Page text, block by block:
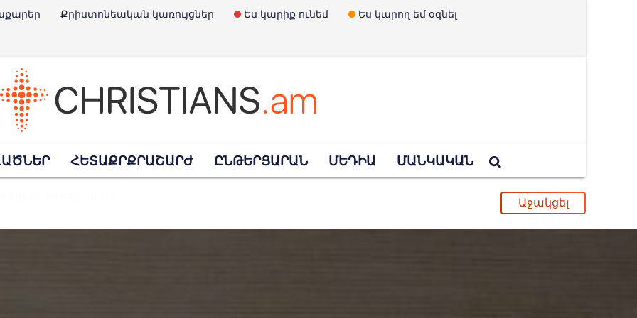
Քրիստոնեական կառույցներ Ես կարիք ունեմ Ես կարող եմ օգնել
ՀԵՏԱՔՐՔՐԱՇԱՐԺ ԸՆԹԵՐՑԱՐԱՆ ՄԵԴԻԱ ՄԱՆԿԱԿԱՆ
Չարլի Քըրքը
օրն է
տվեց նախագծին, որով արգելվում է «Child-Free» մնալու և երեխաներ չունենալու պրոպագանդան